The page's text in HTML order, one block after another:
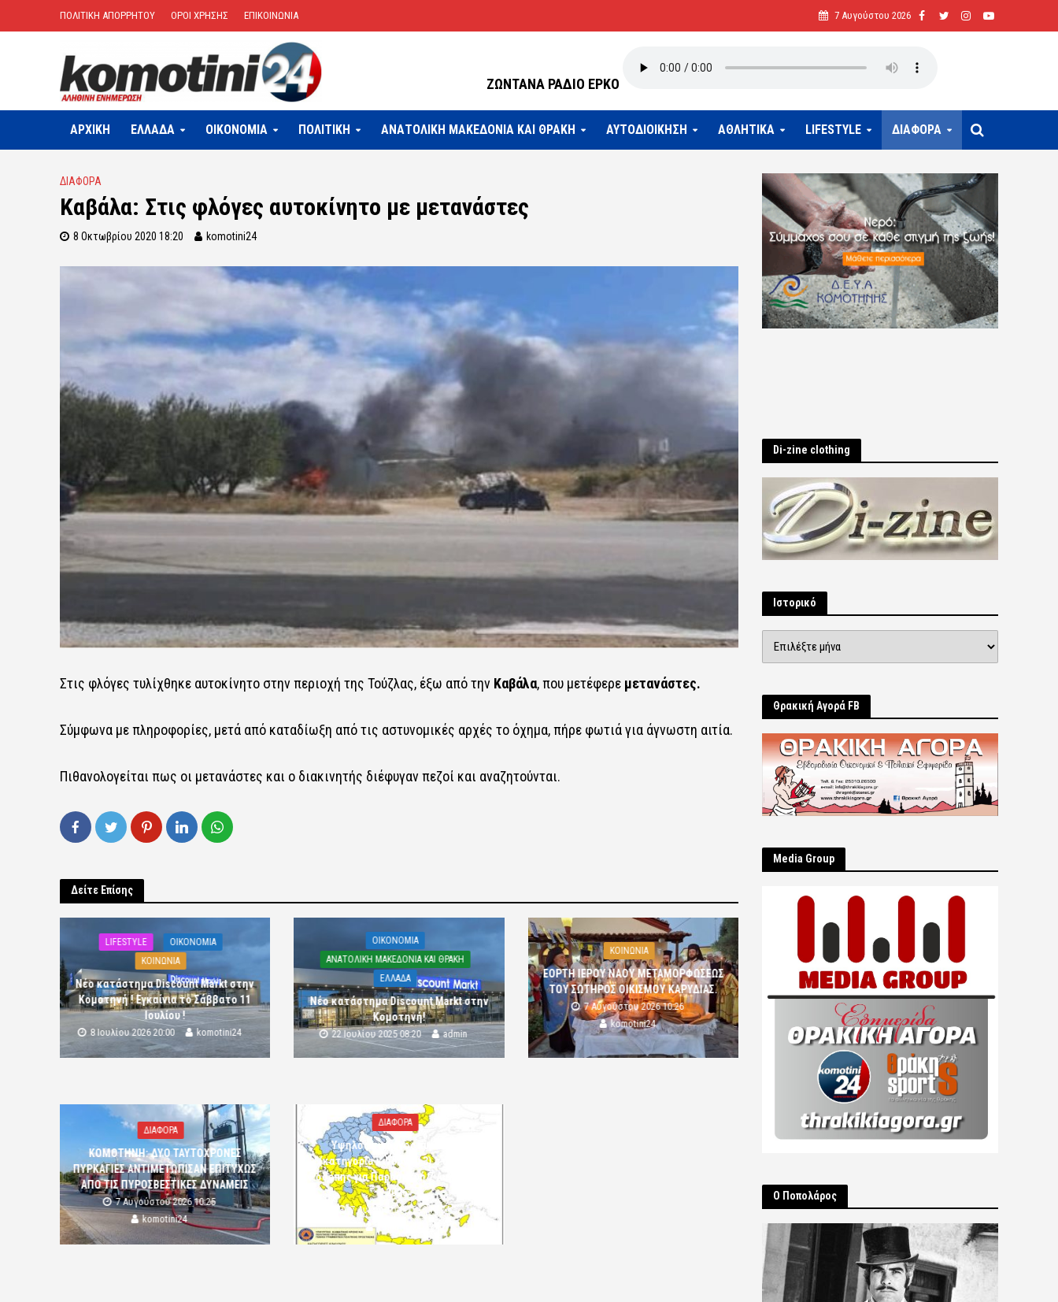
ΠΟΛΙΤΙΚΗ ΑΠΟΡΡΗΤΟΥ ΟΡΟΙ ΧΡΗΣΗΣ ΕΠΙΚΟΙΝΩΝΙΑ 7 Αυγούστου 2026
ΖΩΝΤΑΝΑ ΡΑΔΙΟ ΕΡΚΟ
ΑΡΧΙΚΗ ΕΛΛΑΔΑ OIKONOMIA ΠΟΛΙΤΙΚΗ ΑΝΑΤΟΛΙΚΗ ΜΑΚΕΔΟΝΙΑ ΚΑΙ ΘΡΑΚΗ ΑΥΤΟΔΙΟΙΚΗΣΗ ΑΘΛΗΤΙΚΑ LIFESTYLE ΔΙΑΦΟΡΑ
ΔΙΑΦΟΡΑ
Καβάλα: Στις φλόγες αυτοκίνητο με μετανάστες
8 Οκτωβρίου 2020 18:20 komotini24
Στις φλόγες τυλίχθηκε αυτοκίνητο στην περιοχή της Τούζλας, έξω από τηνΚαβάλα, που μετέφερε μετανάστες.
Σύμφωνα με πληροφορίες, μετά από καταδίωξη από τις αστυνομικές αρχές το όχημα, πήρε φωτιά για άγνωστη αιτία.
Πιθανολογείται πως οι μετανάστες και ο διακινητής διέφυγαν πεζοί και αναζητούνται.
Δείτε Επίσης
LIFESTYLE
OIKONOMIA
ΚΟΙΝΩΝΙΑ
Νέο κατάστημα Discount Markt στην
Κομοτηνή ! Εγκαίνια το Σάββατο 11
Ιουλίου !
8 Ιουλίου 2026 20:00 komotini24
OIKONOMIA
ΑΝΑΤΟΛΙΚΗ ΜΑΚΕΔΟΝΙΑ ΚΑΙ ΘΡΑΚΗ
ΕΛΛΑΔΑ
Νέο κατάστημα Discount Markt στην
Κομοτηνή!
22 Ιουλίου 2025 08:20 admin
ΚΟΙΝΩΝΙΑ
ΕΟΡΤΗ ΙΕΡΟΥ ΝΑΟΥ ΜΕΤΑΜΟΡΦΩΣΕΩΣ
ΤΟΥ ΣΩΤΗΡΟΣ ΟΙΚΙΣΜΟΥ ΚΑΡΥΔΙΑΣ.
7 Αυγούστου 2026 10:26
komotini24
ΔΙΑΦΟΡΑ
ΚΟΜΟΤΗΝΗ: ΔΥΟ ΤΑΥΤΟΧΡΟΝΕΣ
ΠΥΡΚΑΓΙΕΣ ΑΝΤΙΜΕΤΩΠΙΣΑΝ ΕΠΙΤΥΧΩΣ
ΑΠΟ ΤΙΣ ΠΥΡΟΣΒΕΣΤΙΚΕΣ ΔΥΝΑΜΕΙΣ
7 Αυγούστου 2026 10:25
komotini24
ΔΙΑΦΟΡΑ
Υψηλός κίνδυνος πυρκαγιάς
(κατηγορία κινδύνου 3) στην Π.Ε.
Ροδόπης για Παρασκευή 7 Αυγούστου
2026»
7 Αυγούστου 2026 10:24
Di-zine clothing
Ιστορικό
Θρακική Αγορά FB
Μedia Group
Ο Ποπολάρος